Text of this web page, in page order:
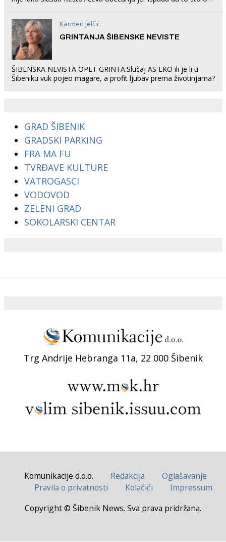
Karmen Jelčić
GRINTANJA ŠIBENSKE NEVISTE
ŠIBENSKA NEVISTA OPET GRINTA:Slučaj AS EKO ili je li u
Šibeniku vuk pojeo magare, a profit ljubav prema životinjama?
GRAD ŠIBENIK
GRADSKI PARKING
FRA MA FU
TVRĐAVE KULTURE
VATROGASCI
VODOVOD
ZELENI GRAD
SOKOLARSKI CENTAR
Trg Andrije Hebranga 11a, 22 000 Šibenik
Komunikacije d.o.o. Redakcija
Oglašavanje
Pravila o privatnosti
Kolačići
Impressum
Copyright © Šibenik News. Sva prava pridržana.